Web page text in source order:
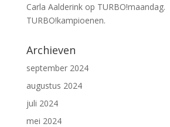
Carla Aalderinkop TURBO!maandag.
TURBO!kampioenen.
Archieven
september 2024
augustus 2024
juli 2024
mei 2024